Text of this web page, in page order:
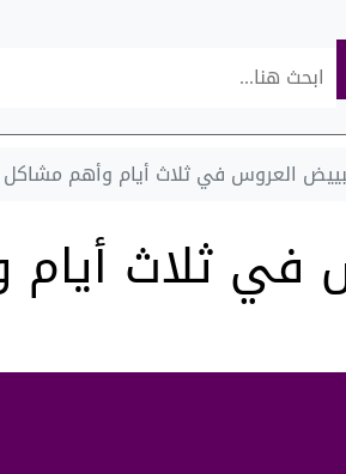
العروس في ثلاث أيام وأهم مشاكل
في ثلاث